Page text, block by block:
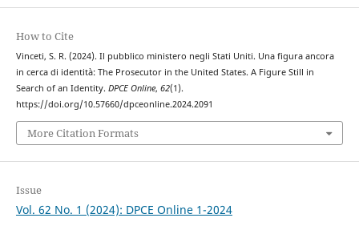
How to Cite
Vinceti, S. R. (2024). Il pubblico ministero negli Stati Uniti. Una figura ancora
in cerca di identità: The Prosecutor in the United States. A Figure Still in
Search of an Identity. DPCE Online, 62(1).
https://doi.org/10.57660/dpceonline.2024.2091
More Citation Formats
Issue
Vol. 62 No. 1 (2024): DPCE Online 1-2024